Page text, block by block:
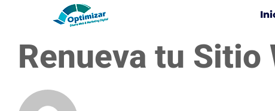
Renueva tu Sitio